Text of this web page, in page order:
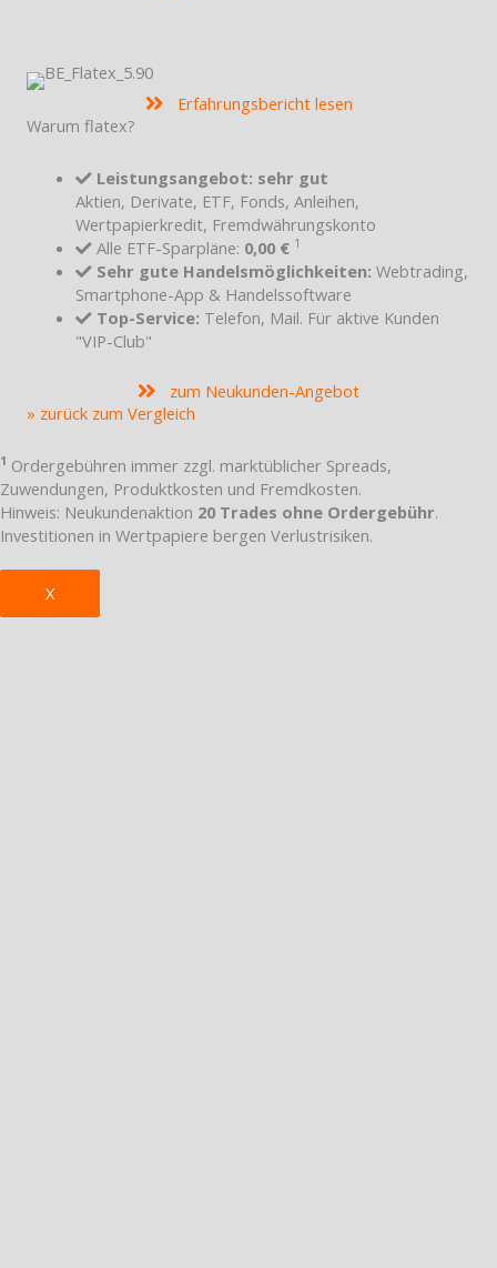
Erfahrungsbericht lesen
Warum flatex?
Leistungsangebot: sehr gut
Aktien, Derivate, ETF, Fonds, Anleihen,
Wertpapierkredit, Fremdwährungskonto
Alle ETF-Sparpläne: 0,00 € 1
Sehr gute Handelsmöglichkeiten: Webtrading,
Smartphone-App & Handelssoftware
Top-Service: Telefon, Mail. Für aktive Kunden
"VIP-Club"
zum Neukunden-Angebot
» zurück zum Vergleich
1 Ordergebühren immer zzgl. marktüblicher Spreads,
Zuwendungen, Produktkosten und Fremdkosten.
Hinweis: Neukundenaktion 20 Trades ohne Ordergebühr.
Investitionen in Wertpapiere bergen Verlustrisiken.
X